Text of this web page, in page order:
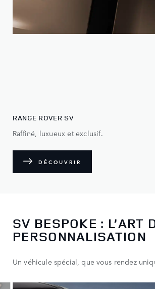
RANGE ROVER SV
Raffiné, luxueux et exclusif.
DÉCOUVRIR
SV BESPOKE : L’ART
PERSONNALISATION
Un véhicule spécial, que vous rendez